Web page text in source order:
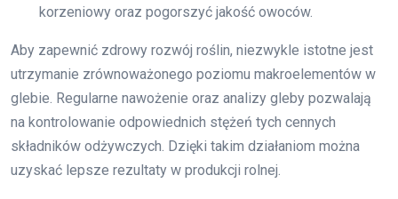
korzeniowy oraz pogorszyć jakość owoców.
Aby zapewnić zdrowy rozwój roślin, niezwykle istotne jest
utrzymanie zrównoważonego poziomu makroelementów w
glebie. Regularne nawożenie oraz analizy gleby pozwalają
na kontrolowanie odpowiednich stężeń tych cennych
składników odżywczych. Dzięki takim działaniom można
uzyskać lepsze rezultaty w produkcji rolnej.